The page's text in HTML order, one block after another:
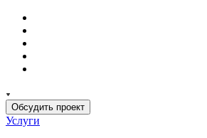
Обсудить проект
Услуги